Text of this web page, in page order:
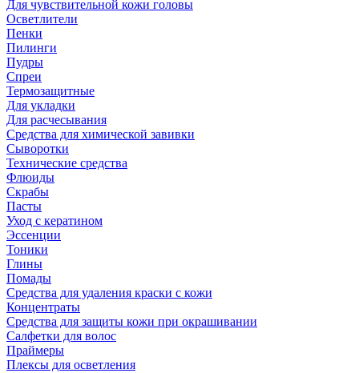
Для чувствительной кожи головы
Осветлители
Пенки
Пилинги
Пудры
Спреи
Термозащитные
Для укладки
Для расчесывания
Средства для химической завивки
Сыворотки
Технические средства
Флюиды
Скрабы
Пасты
Уход с кератином
Эссенции
Тоники
Глины
Помады
Средства для удаления краски с кожи
Концентраты
Средства для защиты кожи при окрашивании
Салфетки для волос
Праймеры
Плексы для осветления